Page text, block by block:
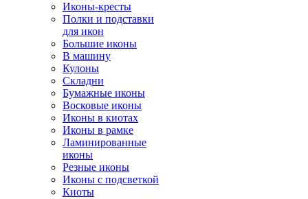
Иконы-кресты
Полки и подставки
для икон
Большие иконы
В машину
Кулоны
Складни
Бумажные иконы
Восковые иконы
Иконы в киотах
Иконы в рамке
Ламинированные
иконы
Резные иконы
Иконы с подсветкой
Киоты